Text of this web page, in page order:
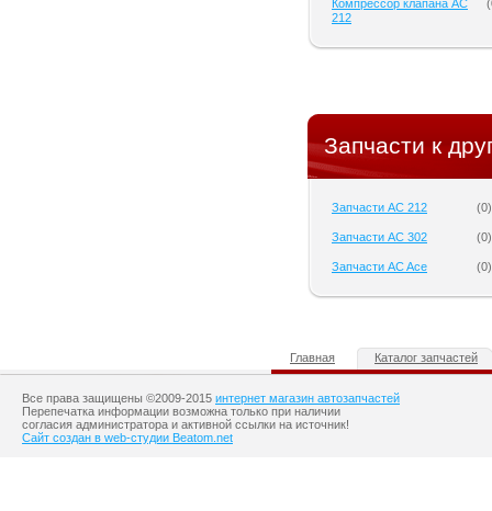
Компрессор клапана AC
212
(
Запчасти к
Запчасти AC 212 (0)
Запчасти AC 302 (0)
Запчасти AC Ace (0)
Главная Каталог запчастей
Все права защищены ©2009-2015 интернет магазин автозапчастей
Перепечатка информации возможна только при наличии
согласия администратора и активной ссылки на источник!
Сайт создан в web-студии Beatom.net